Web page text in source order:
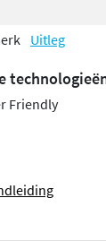
Uitleg
Friendly